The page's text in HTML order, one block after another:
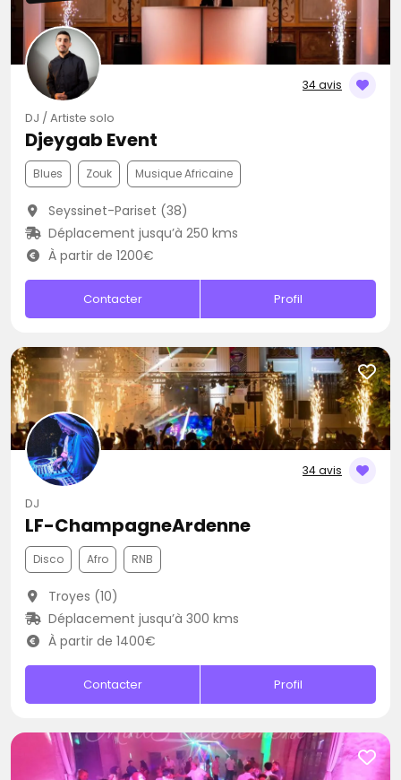
34 avis
DJ / Artiste solo
Djeygab Event
Blues Zouk Musique Africaine
Seyssinet-Pariset (38)
Déplacement jusqu’à 250 kms
À partir de 1200€
Contacter Profil
34 avis
DJ
LF-ChampagneArdenne
Disco Afro RNB
Troyes (10)
Déplacement jusqu’à 300 kms
À partir de 1400€
Contacter Profil